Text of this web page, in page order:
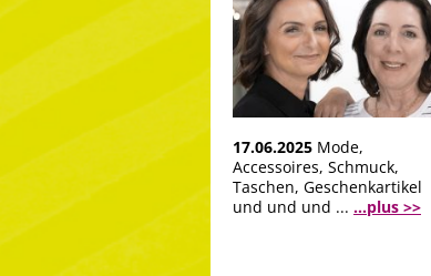
17.06.2025 Mode,
Accessoires, Schmuck,
Taschen, Geschenkartikel
und und und ... ...plus >>